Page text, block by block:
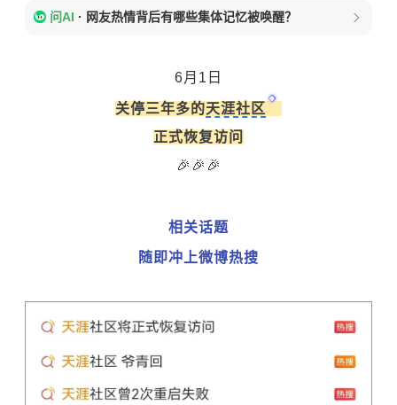
问AI · 网友热情背后有哪些集体记忆被唤醒？
6月1日
关停三年多的天涯社区
正式恢复访问
🎉🎉🎉
相关话题
随即冲上微博热搜